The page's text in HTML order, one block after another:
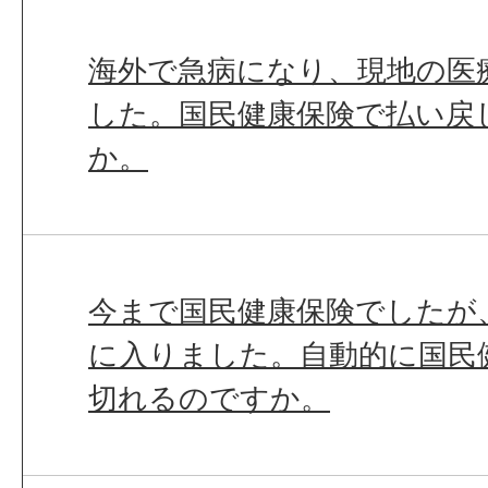
海外で急病になり、現地の
した。国民健康保険で払い
か。
今まで国民健康保険でしたが
に入りました。自動的に国
切れるのですか。